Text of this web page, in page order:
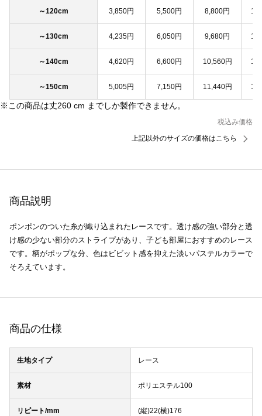
～120cm 3,850円 5,500円 8,800円
～130cm 4,235円 6,050円 9,680円
～140cm 4,620円 6,600円 10,560円
～150cm 5,005円 7,150円 11,440円
※この商品は丈260 cm までしか製作できません。
税込み価格
上記以外のサイズの価格はこちら
商品説明
ポンポンのついた糸が織り込まれたレースです。透け感の強い部分と透
け感の少ない部分のストライプがあり、子ども部屋におすすめのレース
です。柄がポップな分、色はビビット感を抑えた淡いパステルカラーで
そろえています。
商品の仕様
生地タイプ レース
素材 ポリエステル100
リピート/mm (縦)22(横)176